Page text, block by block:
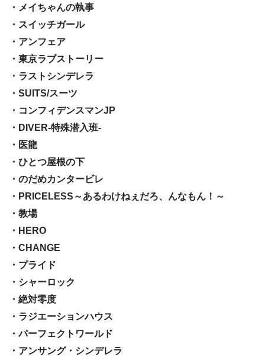
・メイちゃんの執事
・スイッチガール
・アンフェア
・東京ラブストーリー
・ラストシンデレラ
・SUITS/スーツ
・コンフィデンスマンJP
・DIVER-特殊潜入班-
・医龍
・ひとつ屋根の下
・のだめカンタービレ
・PRICELESS～あるわけねぇだろ、んなもん！～
・教場
・HERO
・CHANGE
・プライド
・シャーロック
・絶対零度
・ラジエーションハウス
・パーフェクトワールド
・アンサング・シンデレラ